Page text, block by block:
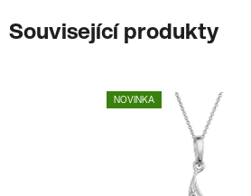
Související produkty
NOVINKA